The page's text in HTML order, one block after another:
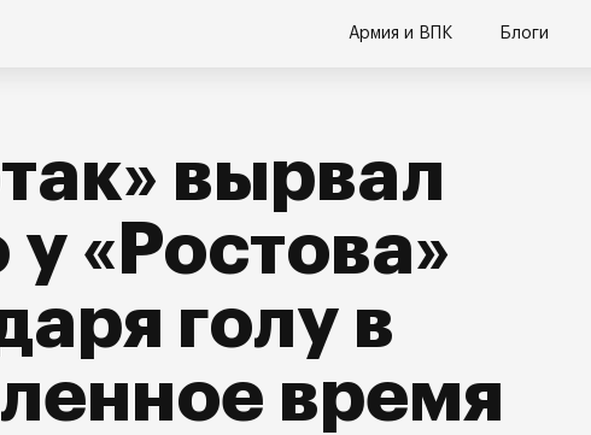
Армия и ВПК Блоги
вырвал
«Ростова»
голу в
время